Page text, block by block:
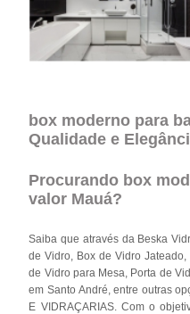
box moderno para
Qualidade e
Procurando box
valor Mauá?
Saiba que através da Beska
de Vidro, Box de Vidro
de Vidro para Mesa, Porta de
em Santo André, entre outras
E VIDRAÇARIAS. Com o